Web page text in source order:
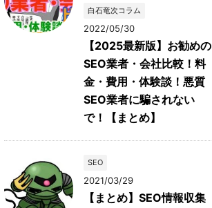
白石竜次コラム
2022/05/30
【2025最新版】お勧めの
SEO業者・会社比較！料
金・費用・体験談！悪質
SEO業者に騙されない
で！【まとめ】
SEO
2021/03/29
【まとめ】SEO情報収集